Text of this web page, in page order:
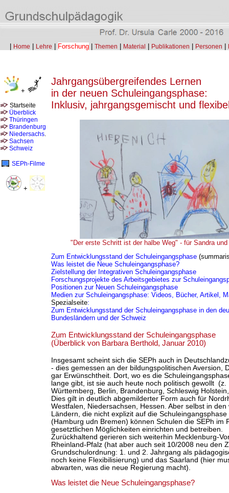
Home Lehre Forschung Themen Material Publikationen Personen
+
Startseite
Überblick
Thüringen
Brandenburg
Niedersachs.
Sachsen
Schweiz
SEPh-Filme
+
Jahrgangsübergreifendes Lernen
in der neuen Schuleingangsphase:
Inklusiv, jahrgangsgemischt und
"Der erste Schritt ist der halbe Weg" - für Sandra
Zum Entwicklungsstand der Schuleingangsphase
Was leistet die Neue Schuleingangsphase?
Zielstellung der Integrativen Schuleingangsphase
Forschungsprojekte des Arbeitsgebietes zur
Positionen zur Neuen Schuleingangsphase
Medien zur Schuleingangsphase: Videos, Bücher, Artikel,
Spezialseite:
Zum Entwicklungsstand der Schuleingangsphase in den
Bundesländern und der Schweiz
Zum Entwicklungsstand der Schuleingangsphase
(Überblick von Barbara Berthold, Januar 2010)
Insgesamt scheint sich die SEPh auch in
- dies gemessen an der bildungspolitischen Aversion,
gar Erwünschtheit. Dort, wo es die
lange gibt, ist sie auch heute noch politisch gewollt (z.
Württemberg, Berlin, Brandenburg, Schleswig
Dies gilt in deutlich abgemilderter Form auch für
Westfalen, Niedersachsen, Hessen. Aber selbst in den
Ländern, die nicht explizit auf die Schuleingangsphase
(Hamburg udn Bremen) können Schulen die SEPh im
gesetztlichen Möglichkeiten einrichten und betreiben.
Zurückhaltend gerieren sich weiterhin Mecklenburg-
Rheinland-Pfalz (hat aber auch seit 10/2008 neu den
Grundschulordnung: 1. und 2. Jahrgang als
noch keine Flexibilisierung) und das Saarland (hier
abwarten, was die neue Regierung macht).
Was leistet die Neue Schuleingangsphase?